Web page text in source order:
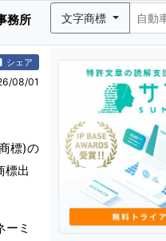
務所 文字商標
シェア
08/01
標)の
標出
ーミ